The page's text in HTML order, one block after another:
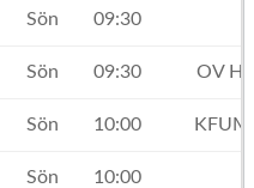
Sön 09:30
Sön 09:30 OV
Sön 10:00
Sön 10:00